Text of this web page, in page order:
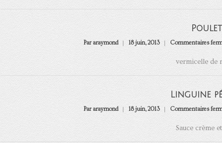
Par araymond 18 juin, 2013 Commentaires
vermicelle de
Linguine
Par araymond 18 juin, 2013 Commentaires
Sauce crème